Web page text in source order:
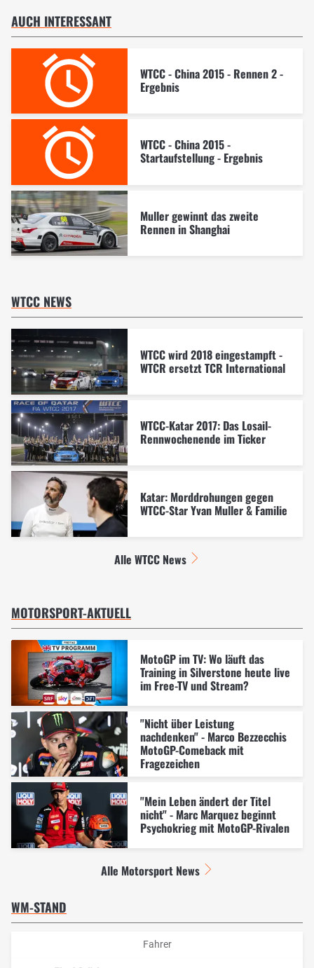
AUCH INTERESSANT
WTCC - China 2015 - Rennen 2 -
Ergebnis
WTCC - China 2015 -
Startaufstellung - Ergebnis
Muller gewinnt das zweite
Rennen in Shanghai
WTCC NEWS
WTCC wird 2018 eingestampft -
WTCR ersetzt TCR International
WTCC-Katar 2017: Das Losail-
Rennwochenende im Ticker
Katar: Morddrohungen gegen
WTCC-Star Yvan Muller & Familie
Alle WTCC News
MOTORSPORT-AKTUELL
MotoGP im TV: Wo läuft das
Training in Silverstone heute live
im Free-TV und Stream?
"Nicht über Leistung
nachdenken" - Marco Bezzecchis
MotoGP-Comeback mit
Fragezeichen
"Mein Leben ändert der Titel
nicht" - Marc Marquez beginnt
Psychokrieg mit MotoGP-Rivalen
Alle Motorsport News
WM-STAND
Fahrer